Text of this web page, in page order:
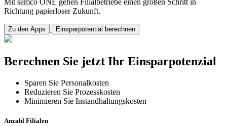
Richtung papierloser Zukunft.
Zu den Apps Einsparpotential berechnen
Berechnen Sie jetzt Ihr Einsparpotenzial
Sparen Sie Personalkosten
Reduzieren Sie Prozesskosten
Minimieren Sie Instandhaltungskosten
Anzahl Filialen